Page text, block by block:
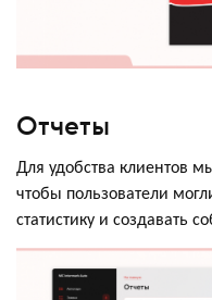
Отчеты
Для удобства клиентов
чтобы пользователи
статистику и создавать